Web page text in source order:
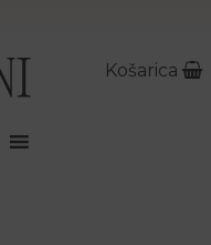
Košarica